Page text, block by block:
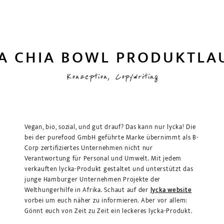
CHIA BOWL
Konzeption, Copywriting
Vegan, bio, sozial, und gut drauf? Das kann nur lycka! Die
bei der purefood GmbH geführte Marke übernimmt als B-
Corp zertifiziertes Unternehmen nicht nur
Verantwortung für Personal und Umwelt. Mit jedem
verkauften lycka-Produkt gestaltet und unterstützt das
junge Hamburger Unternehmen Projekte der
Welthungerhilfe in Afrika. Schaut auf derlycka website
vorbei um euch näher zu informieren. Aber vor allem:
Gönnt euch von Zeit zu Zeit ein leckeres lycka-Produkt.